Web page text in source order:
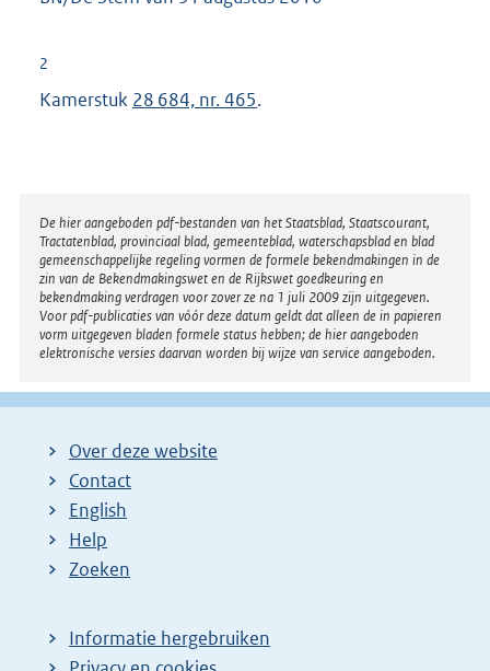
2
Kamerstuk 28 684, nr. 465.
Disclaimer
De hier aangeboden pdf-bestanden van het Staatsblad, Staatscourant,
Tractatenblad, provinciaal blad, gemeenteblad, waterschapsblad en blad
gemeenschappelijke regeling vormen de formele bekendmakingen in de
zin van de Bekendmakingswet en de Rijkswet goedkeuring en
bekendmaking verdragen voor zover ze na 1 juli 2009 zijn uitgegeven.
Voor pdf-publicaties van vóór deze datum geldt dat alleen de in papieren
vorm uitgegeven bladen formele status hebben; de hier aangeboden
elektronische versies daarvan worden bij wijze van service aangeboden.
Over deze website
Contact
English
Help
Zoeken
Informatie hergebruiken